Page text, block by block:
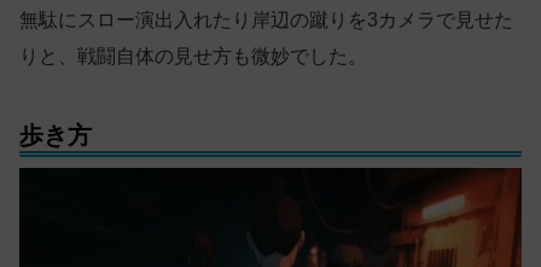
無駄にスロー演出入れたり岸辺の蹴りを3カメラで見せた
りと、戦闘自体の見せ方も微妙でした。
歩き方